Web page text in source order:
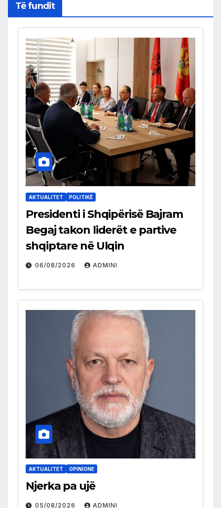
Të fundit
AKTUALITET POLITIKË
Presidenti i Shqipërisë Bajram
Begaj takon liderët e partive
shqiptare në Ulqin
06/08/2026 ADMINI
AKTUALITET OPINIONE
Njerka pa ujë
05/08/2026 ADMINI